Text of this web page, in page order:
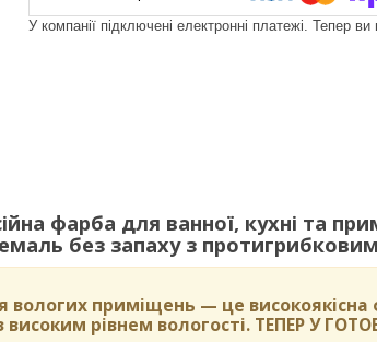
У компанії підключені електронні платежі. Тепер
фарба для ванної, кухні та
без запаху з
вологих приміщень — це
рівнем вологості. ТЕПЕР У